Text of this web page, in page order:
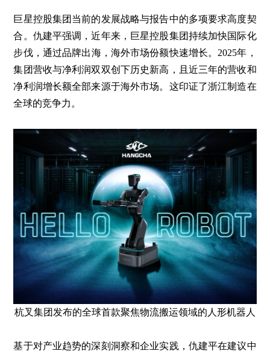
巨星控股集团当前的发展战略与报告中的多项要求高度契
合。仇建平强调，近年来，巨星控股集团持续加快国际化
步伐，通过品牌出海，海外市场份额快速增长。2025年，
集团营收与净利润双双创下历史新高，且近三年的营收和
净利润增长额全部来源于海外市场。这印证了浙江制造在
全球的竞争力。
杭叉集团发布的全球首款聚焦物流搬运领域的人形机器人
基于对产业趋势的深刻洞察和企业实践，仇建平在建议中